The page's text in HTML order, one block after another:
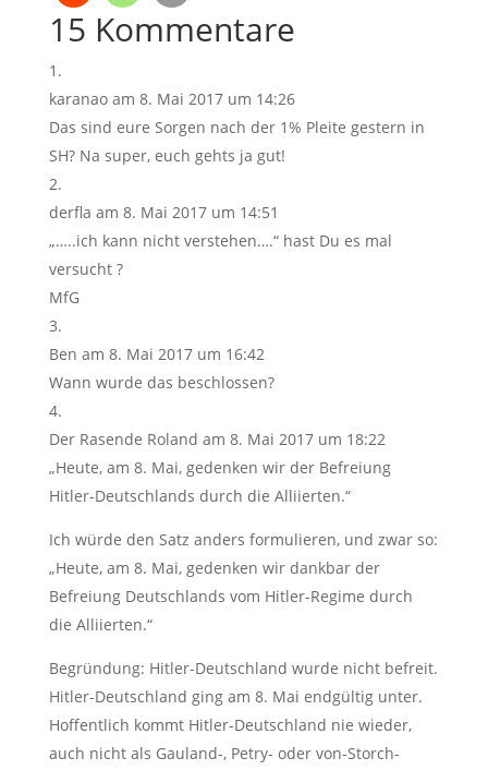
15 Kommentare
karanao am 8. Mai 2017 um 14:26
Das sind eure Sorgen nach der 1% Pleite gestern in
SH? Na super, euch gehts ja gut!
derfla am 8. Mai 2017 um 14:51
„…..ich kann nicht verstehen….“ hast Du es mal
versucht ?
MfG
Ben am 8. Mai 2017 um 16:42
Wann wurde das beschlossen?
Der Rasende Roland am 8. Mai 2017 um 18:22
„Heute, am 8. Mai, gedenken wir der Befreiung
Hitler-Deutschlands durch die Alliierten.“
Ich würde den Satz anders formulieren, und zwar so:
„Heute, am 8. Mai, gedenken wir dankbar der
Befreiung Deutschlands vom Hitler-Regime durch
die Alliierten.“
Begründung: Hitler-Deutschland wurde nicht befreit.
Hitler-Deutschland ging am 8. Mai endgültig unter.
Hoffentlich kommt Hitler-Deutschland nie wieder,
auch nicht als Gauland-, Petry- oder von-Storch-